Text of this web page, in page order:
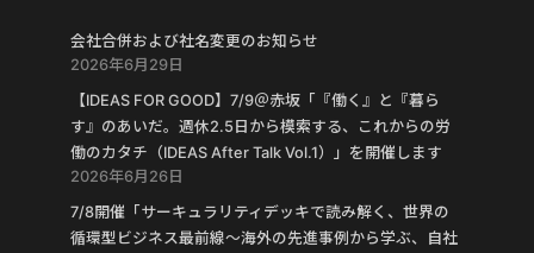
会社合併および社名変更のお知らせ
2026年6月29日
【IDEAS FOR GOOD】7/9＠赤坂「『働く』と『暮ら
す』のあいだ。週休2.5日から模索する、これからの労
働のカタチ（IDEAS After Talk Vol.1）」を開催します
2026年6月26日
7/8開催「サーキュラリティデッキで読み解く、世界の
循環型ビジネス最前線〜海外の先進事例から学ぶ、自社